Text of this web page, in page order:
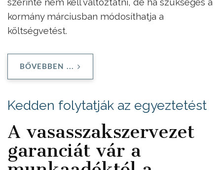
kormány márciusban módosíthatja a
költségvetést.
BŐVEBBEN ...
Kedden folytatják az egyeztetést
A vasasszakszervezet
garanciát vár a